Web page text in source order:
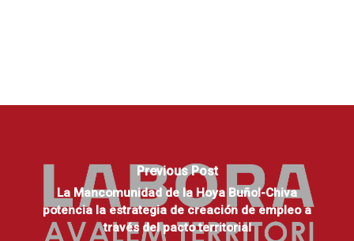
Previous Post
La Mancomunidad de la Hoya Buñol-Chiva
potencia la estrategia de creación de empleo a
través del pacto territorial